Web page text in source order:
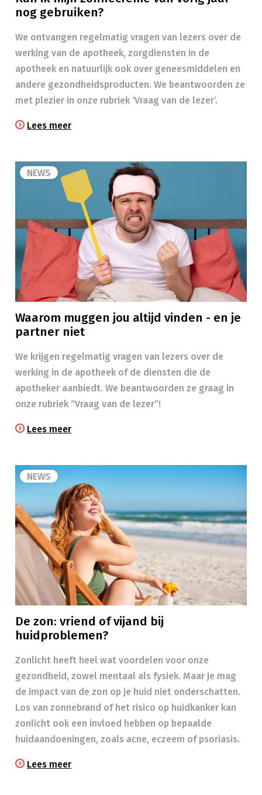
nog gebruiken?
We ontvangen regelmatig vragen van lezers over de
werking van de apotheek, zorgdiensten in de
apotheek en natuurlijk ook over geneesmiddelen en
andere gezondheidsproducten. We beantwoorden ze
met plezier in onze rubriek ‘Vraag van de lezer’.
Lees meer
NEWS
Waarom muggen jou altijd vinden - en je
partner niet
We krijgen regelmatig vragen van lezers over de
werking in de apotheek of de diensten die de
apotheker aanbiedt. We beantwoorden ze graag in
onze rubriek “Vraag van de lezer”!
Lees meer
NEWS
De zon: vriend of vijand bij
huidproblemen?
Zonlicht heeft heel wat voordelen voor onze
gezondheid, zowel mentaal als fysiek. Maar je mag
de impact van de zon op je huid niet onderschatten.
Los van zonnebrand of het risico op huidkanker kan
zonlicht ook een invloed hebben op bepaalde
huidaandoeningen, zoals acne, eczeem of psoriasis.
Lees meer